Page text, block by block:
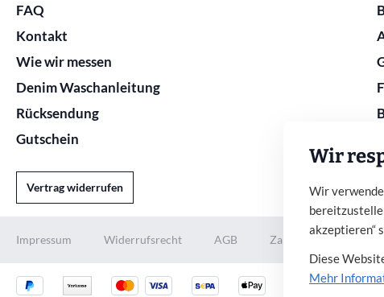
FAQ
Kontakt
Wie wir messen
Denim Waschanleitung
Rücksendung
Gutschein
Vertrag widerrufen
Impressum Widerrufsrecht AGB Zahlung und Versand
Wir
Wir
akzeptieren“
Diese
Mehr